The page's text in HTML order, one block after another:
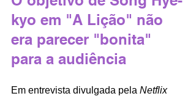
kyo em "A Lição" não
era parecer "bonita"
para a audiência
Em entrevista divulgada pela Netflix